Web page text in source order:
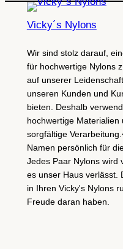
Vicky´s Nylons
Wir sind stolz darauf,
für hochwertige Nylons
auf unserer
unseren Kunden und
bieten. Deshalb
hochwertige
sorgfältige
Namen persönlich für
Jedes Paar Nylons wird
es unser Haus verlässt.
in Ihren Vicky's Nylons
Freude daran haben.